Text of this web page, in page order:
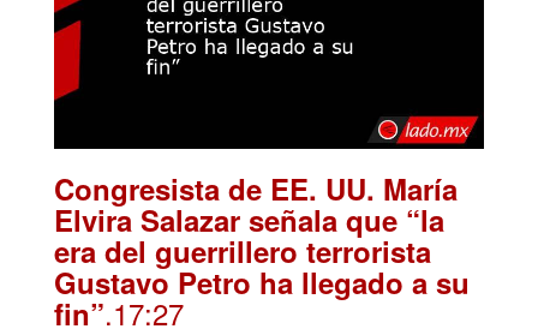
Congresista de EE. UU. María
Elvira Salazar señala que “la
era del guerrillero terrorista
Gustavo Petro ha llegado a su
fin”.17:27